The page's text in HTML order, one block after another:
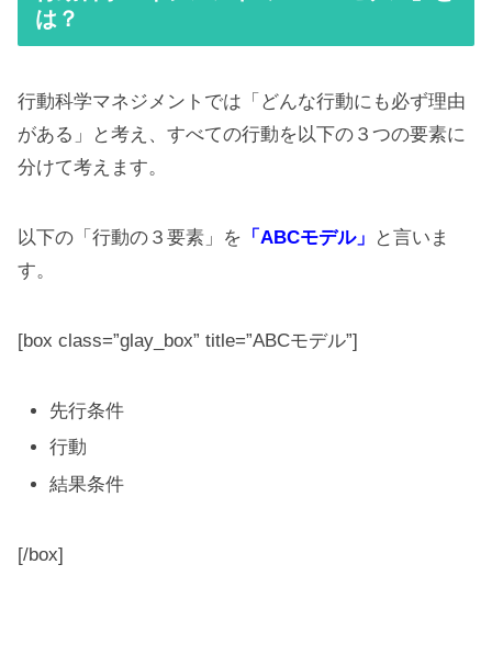
は？
行動科学マネジメントでは「どんな行動にも必ず理由
がある」と考え、すべての行動を以下の３つの要素に
分けて考えます。
以下の「行動の３要素」を 「ABCモデル」
と言いま
す。
[box class=”glay_box” title=”ABCモデル”]
先行条件
行動
結果条件
[/box]